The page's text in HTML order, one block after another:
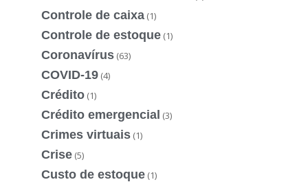
Controle de caixa (1)
Controle de estoque (1)
Coronavírus (63)
COVID-19 (4)
Crédito (1)
Crédito emergencial (3)
Crimes virtuais (1)
Crise (5)
Custo de estoque (1)